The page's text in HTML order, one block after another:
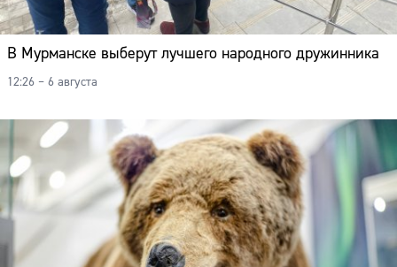
В Мурманске выберут лучшего народного дружинника
12:26 – 6 августа